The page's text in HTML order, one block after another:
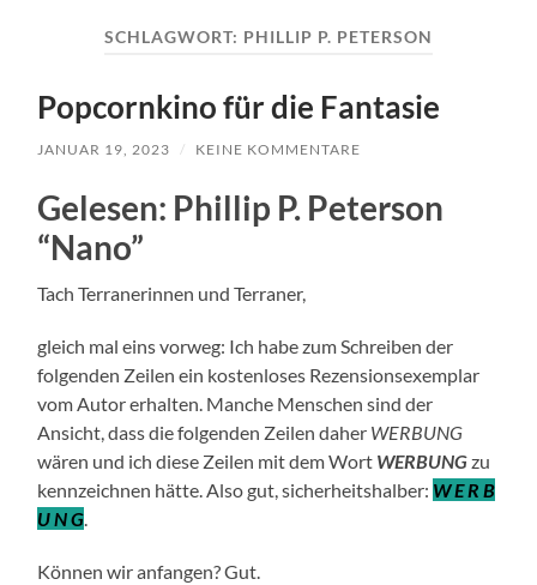
SCHLAGWORT: PHILLIP P. PETERSON
Popcornkino für die Fantasie
JANUAR 19, 2023 / KEINE KOMMENTARE
Gelesen: Phillip P. Peterson
“Nano”
Tach Terranerinnen und Terraner,
gleich mal eins vorweg: Ich habe zum Schreiben der
folgenden Zeilen ein kostenloses Rezensionsexemplar
vom Autor erhalten. Manche Menschen sind der
Ansicht, dass die folgenden Zeilen daher WERBUNG
wären und ich diese Zeilen mit dem Wort WERBUNGzu
kennzeichnen hätte. Also gut, sicherheitshalber: W E R B
U N G.
Können wir anfangen? Gut.